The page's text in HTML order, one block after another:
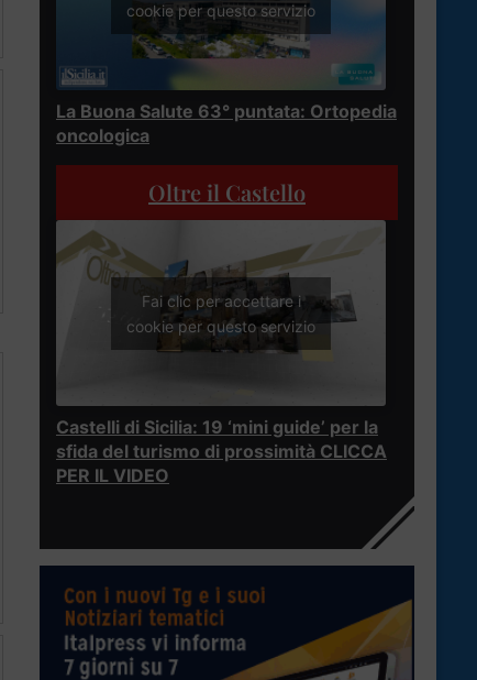
cookie per questo servizio
La Buona Salute 63° puntata: Ortopedia
oncologica
Oltre il Castello
Fai clic per accettare i
cookie per questo servizio
Castelli di Sicilia: 19 ‘mini guide’ per la
sfida del turismo di prossimità CLICCA
PER IL VIDEO